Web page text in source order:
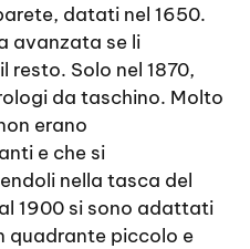
datati nel 1650.
avanzata se li
Solo nel 1870,
da taschino. Molto
erano
e che si
nella tasca del
1900 si sono adattati
quadrante piccolo e